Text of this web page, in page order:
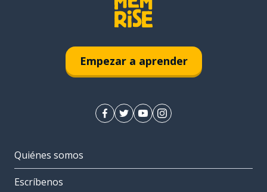
Empezar a aprender
Quiénes somos
Escríbenos